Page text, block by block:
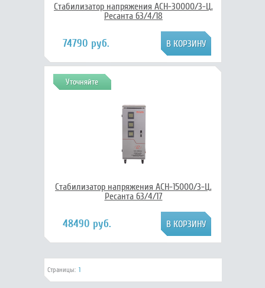
Стабилизатор напряжения АСН-30000/3-Ц,
Ресанта 63/4/18
74790 руб.
Уточняйте
Стабилизатор напряжения АСН-15000/3-Ц,
Ресанта 63/4/17
48490 руб.
Страницы: 1